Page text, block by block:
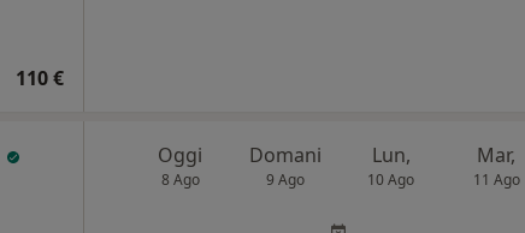
110 €
Oggi
8 Ago
Domani
9 Ago
Lun,
10 Ago
Mar,
11 Ago